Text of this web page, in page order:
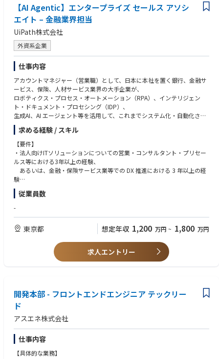
【AI Agentic】エンタープライズ セールス アソシ
エイト – 金融業界担当
UiPath株式会社
外資系企業
仕事内容
アカウントマネジャー（営業職）として、日本に本社を置く銀行、金融サ
ービス、保険、人材サービス業界の大手企業が、
ロボティクス・プロセス・オートメーション（RPA）、インテリジェン
ト・ドキュメント・プロセシング（IDP）、
生成AI、AI エージェント等を活用して、これまでシステム化・自動化され
ていないタスクや業務プロセスを自動化することで、
業務プロセスを改革し、生産性やサービスの向上を実現することをご支援
いただきます。
お客さまにお役立ちする最良の計画を策定し、お客さまやパートナーさま
と信頼関係を築き、
弊社がお客さまにご提供する価値を最大化することに努めていただきま
私たちの明るい未来を築いていただくと同時に、デジタル / AI トランスフ
ォーメーションを通じて、
お客さまの声を基にした製品戦略を展開しており、お客さまの声の代表と
【主な職務内容】
・シニアな営業とチームを組み、金融・保険サービス・人材サービス業の
営業活動に従事
・お客さまやパートナーさまの経営層や意思決定者と信頼関係を築き、戦
略施策の立案や企画実行に従事
・中長期のアカウントプランを策定し実行することで、お客さまの目標達
成を支援すると同時に、弊社がお客さまにご提供する価値を最大化
求める経験 / スキル
【要件】
・法人向けITソリューションについての営業・コンサルタント・プリセー
ルス等における3年以上の経験、
あるいは、金融・保険サービス業等での DX 推進における 3 年以上の経
験
・金融・保険サービス業向けビジネスにおける 3 年以上の経験
・RPA や AI エージェント等のテクノロジーに対する理解
・法人のお客さまとの信頼関係を築き、自社のご提供価値を拡大させた経
験
・お客さまやパートナーさまの経営層から現場層までいかなる層とも文章
と対話でコミュニケーションできること
・英語の文章に抵抗がないこと。英語でのコミュニケーションについて得
・社会人歴が比較的短くても、大手企業向け営業にチャレンジしたい方
・社内外の関係者を巻き込み、調整を図り、チームで円滑に物事を進め成
果を出すために必要なコミュニケーション能力をお持ちの方
・指示待ちではなく、自ら学び、質問し、行動できる方
・お客さまの課題を深く理解し、単なる製品紹介ではなく価値提案を行い
たい方
・変化の速いテクノロジー領域に好奇心を持ち、継続的に学べる方
・難しい局面において諦めずに最善を尽くすマインドの方
従業員数
-
東京都 想定年収 1,200 万円 ~ 1,800 万円
求人エントリー
開発本部 - フロントエンドエンジニア テックリー
ド
アスエネ株式会社
仕事内容
【具体的な業務】